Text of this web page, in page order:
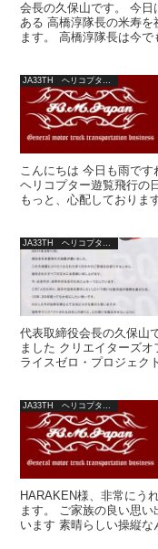
会長の久保山です。 今
ある 高橋淳隊長の米寿
ます。 高橋淳隊長は今
こんにちは 今日も雨で
ヘリコプター遊覧飛行の
もっと、心配しておりま
代表取締役会長の久保山
ました クリエイターズ
ライスゼロ・プロジェ
HARAKEN様、非常にう
ます。 ご家族の良い思
います 素晴らしい操縦